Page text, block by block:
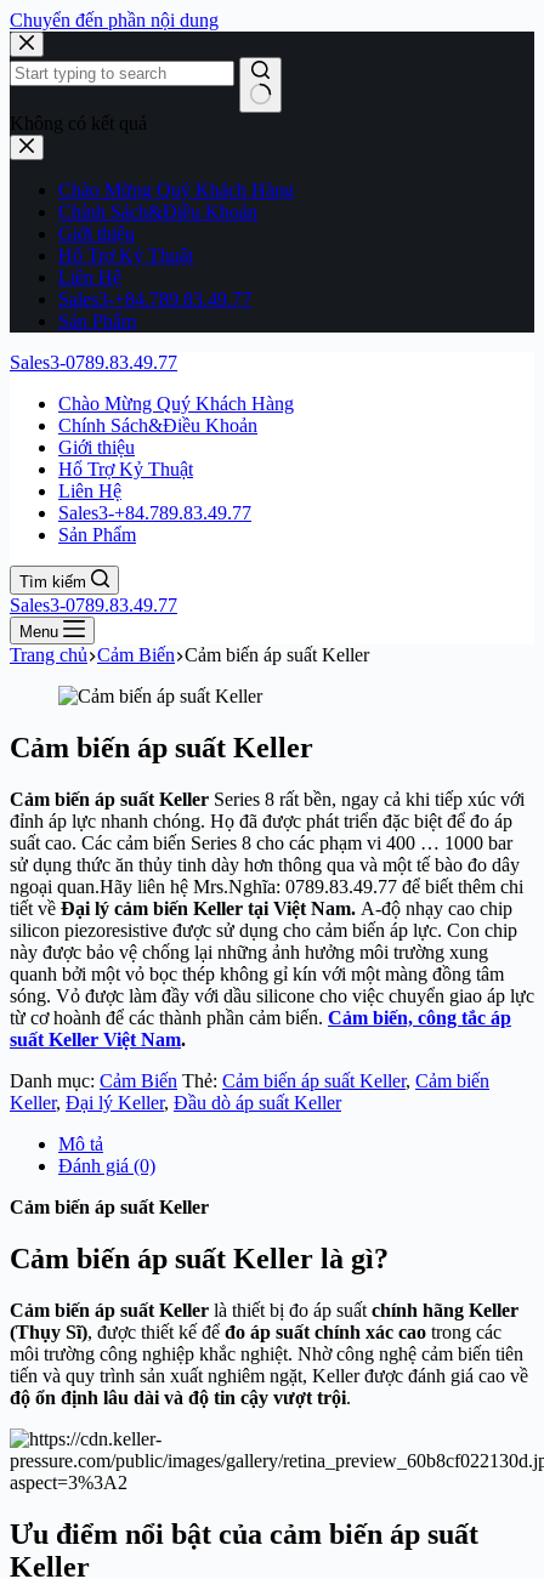
Chuyển đến phần nội dung
Không có kết quả
Chào Mừng Quý Khách Hàng
Chính Sách&Điều Khoản
Giới thiệu
Hổ Trợ Kỷ Thuật
Liên Hệ
Sales3-+84.789.83.49.77
Sản Phẩm
Sales3-0789.83.49.77
Chào Mừng Quý Khách Hàng
Chính Sách&Điều Khoản
Giới thiệu
Hổ Trợ Kỷ Thuật
Liên Hệ
Sales3-+84.789.83.49.77
Sản Phẩm
Tìm kiếm
Sales3-0789.83.49.77
Menu
Trang chủ Cảm Biến Cảm biến áp suất Keller
Cảm biến áp suất Keller
Cảm biến áp suất Keller Series 8 rất bền, ngay cả khi tiếp xúc với
đỉnh áp lực nhanh chóng. Họ đã được phát triển đặc biệt để đo áp
suất cao. Các cảm biến Series 8 cho các phạm vi 400 … 1000 bar
sử dụng thức ăn thủy tinh dày hơn thông qua và một tế bào đo dây
ngoại quan.Hãy liên hệ Mrs.Nghĩa: 0789.83.49.77 để biết thêm chi
tiết về Đại lý cảm biến Keller tại Việt Nam. A-độ nhạy cao chip
silicon piezoresistive được sử dụng cho cảm biến áp lực. Con chip
này được bảo vệ chống lại những ảnh hưởng môi trường xung
quanh bởi một vỏ bọc thép không gỉ kín với một màng đồng tâm
sóng. Vỏ được làm đầy với dầu silicone cho việc chuyển giao áp lực
từ cơ hoành để các thành phần cảm biến. Cảm biến, công tắc áp
suất Keller Việt Nam.
Danh mục: Cảm Biến Thẻ: Cảm biến áp suất Keller, Cảm biến
Keller, Đại lý Keller, Đầu dò áp suất Keller
Mô tả
Đánh giá (0)
Cảm biến áp suất Keller
Cảm biến áp suất Keller là gì?
Cảm biến áp suất Keller là thiết bị đo áp suất chính hãng Keller
(Thụy Sĩ), được thiết kế để đo áp suất chính xác cao trong các
môi trường công nghiệp khắc nghiệt. Nhờ công nghệ cảm biến tiên
tiến và quy trình sản xuất nghiêm ngặt, Keller được đánh giá cao về
độ ổn định lâu dài và độ tin cậy vượt trội.
Ưu điểm nổi bật của cảm biến áp suất
Keller